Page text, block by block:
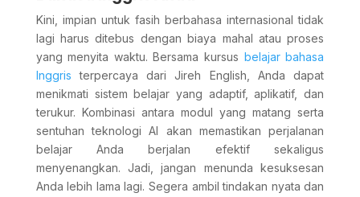
Kini, impian untuk fasih berbahasa internasional tidak
lagi harus ditebus dengan biaya mahal atau proses
yang menyita waktu. Bersama kursus belajar bahasa
Inggris terpercaya dari Jireh English, Anda dapat
menikmati sistem belajar yang adaptif, aplikatif, dan
terukur. Kombinasi antara modul yang matang serta
sentuhan teknologi AI akan memastikan perjalanan
belajar Anda berjalan efektif sekaligus
menyenangkan. Jadi, jangan menunda kesuksesan
Anda lebih lama lagi. Segera ambil tindakan nyata dan